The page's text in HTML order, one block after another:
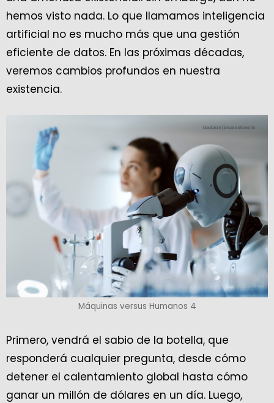
hemos visto nada. Lo que llamamos inteligencia
artificial no es mucho más que una gestión
eficiente de datos. En las próximas décadas,
veremos cambios profundos en nuestra
existencia.
Máquinas versus Humanos 4
Primero, vendrá el sabio de la botella, que
responderá cualquier pregunta, desde cómo
detener el calentamiento global hasta cómo
ganar un millón de dólares en un día. Luego,